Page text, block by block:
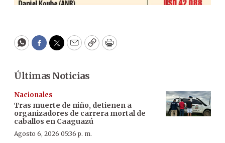
WhatsApp
Facebook
Twitter
EmailCopyPrint
Últimas Noticias
Nacionales
Tras muerte de niño, detienen a
organizadores de carrera mortal de
caballos en Caaguazú
Agosto 6, 2026 05:36 p. m.